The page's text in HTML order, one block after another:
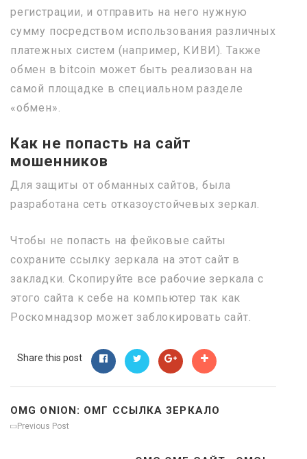
регистрации, и отправить на него нужную
сумму посредством использования различных
платежных систем (например, КИВИ). Также
обмен в bitcoin может быть реализован на
самой площадке в специальном разделе
«обмен».
Как не попасть на сайт
мошенников
Для защиты от обманных сайтов, была
разработана сеть отказоустойчевых зеркал.
Чтобы не попасть на фейковые сайты
сохраните ссылку зеркала на этот сайт в
закладки. Скопируйте все рабочие зеркала с
этого сайта к себе на компьютер так как
Роскомнадзор может заблокировать сайт.
Share this post
OMG ONION: ОМГ ССЫЛКА ЗЕРКАЛО
Previous Post